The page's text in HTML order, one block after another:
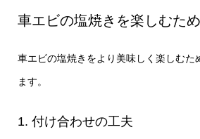
車エビの塩焼きを楽しむた
車エビの塩焼きをより美味しく楽しむた
ます。
1. 付け合わせの工夫